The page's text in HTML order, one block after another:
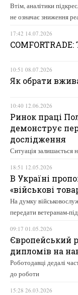
Втім, аналітики
не означає зниження
17:42 14.07.2026
10:51 08.07.2026
Як обрати
10:40 12.06.2026
Ринок праці
демонструє
дослідження
Ситуація залишається
18:51 12.05.2026
В Україні
«військові
На думку
передати ветеранам-
09:17 01.05.2026
Європейський
дипломів на
Роботодавці дедалі
до роботи
15:28 26.03.2026